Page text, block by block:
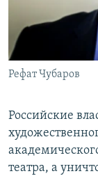
ELIFBE
УКРАИНСКАЯ
Все сайты
Рефат Чубаров
Российские
театра, а